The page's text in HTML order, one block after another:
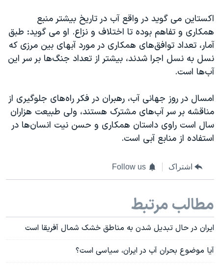
اکستاین می گوید در واقع آب در تاریخ بیشتر منبع
همکاری و تفاهم بوده تا اختلاف و نزاع. او می گوید: طبق
آمار، تعداد توافق‌های همکاری در مورد آبهای بین مرزی که
نسل به نسل اجرا شدند، بیشتر از تعداد جنگ‌ها بر سر این
آب‌ها است.
امسال در روز جهانی آب، رهبران در فکر راه‌های جلوگیری از
مناقشه بر سر آب‌های مشترک هستند، ولی طبیعت هزاران
سال است راوی داستان همکاری و حسن نیت انسان‌ها در
استفاده از منابع آبی است.
اشتراک Follow us
مطالب مرتبط
ایران در حال تبدیل شدن به مناطق خشک شمال آفریقا است
آیا موضوع بحران آب در ایران، سیاسی است؟